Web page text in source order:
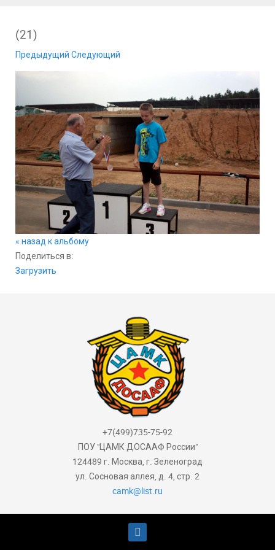
(21)
Предыдущий Следующий
« назад к альбому
Поделиться в:
Загрузить
+7(499)735-75-92
ПОУ "ЦАМК ДОСААФ России"
124489 г. Москва, г. Зеленоград
ул. Сосновая аллея, д. 4, стр. 2
camk@list.ru